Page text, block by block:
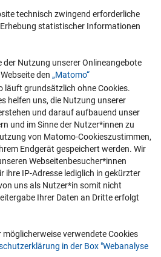
mit Behinderungen
DFG direkt in Ihr Mailpostfach oder
online an.
Cookie-Einstellungen
Kontakt
technisch zwingend erforderliche
statistischer Informationen
der Nutzung unserer Onlineangebote
den „Matomo“
Link)
läuft grundsätzlich ohne Cookies.
helfen uns, die Nutzung unserer
und darauf aufbauend unser
und im Sinne der Nutzer*innen zu
von Matomo-Cookieszustimmen,
Endgerät gespeichert werden. Wir
Webseitenbesucher*innen
ihre IP-Adresse lediglich in gekürzter
uns als Nutzer*in somit nicht
Ihrer Daten an Dritte erfolgt
möglicherweise verwendete Cookies
in der Box "Webanalyse